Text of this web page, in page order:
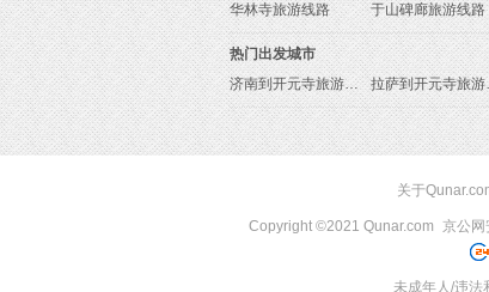
华林寺旅游线路
于山碑廊旅游线路
热门出发城市
济南到开元寺旅游报价
拉
关于
Copyright ©2021 Qunar.com 京公
未成年人/违法